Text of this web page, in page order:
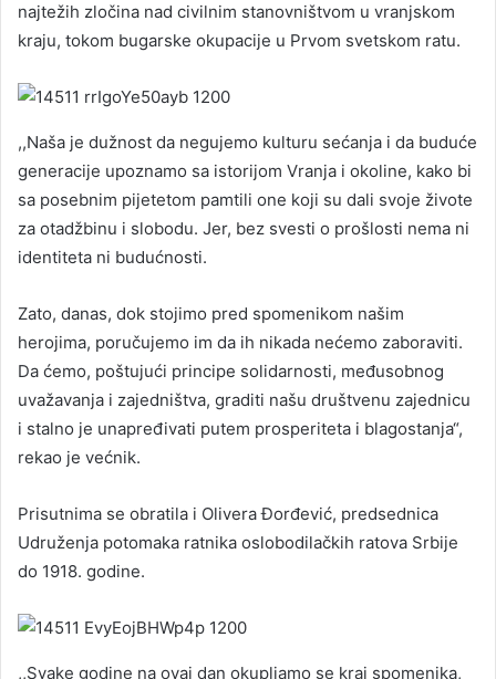
najtežih zločina nad civilnim stanovništvom u vranjskom
kraju, tokom bugarske okupacije u Prvom svetskom ratu.
,,Naša je dužnost da negujemo kulturu sećanja i da buduće
generacije upoznamo sa istorijom Vranja i okoline, kako bi
sa posebnim pijetetom pamtili one koji su dali svoje živote
za otadžbinu i slobodu. Jer, bez svesti o prošlosti nema ni
identiteta ni budućnosti.
Zato, danas, dok stojimo pred spomenikom našim
herojima, poručujemo im da ih nikada nećemo zaboraviti.
Da ćemo, poštujući principe solidarnosti, međusobnog
uvažavanja i zajedništva, graditi našu društvenu zajednicu
i stalno je unapređivati putem prosperiteta i blagostanja“,
rekao je većnik.
Prisutnima se obratila i Olivera Đorđević, predsednica
Udruženja potomaka ratnika oslobodilačkih ratova Srbije
do 1918. godine.
,,Svake godine na ovaj dan okupljamo se kraj spomenika,